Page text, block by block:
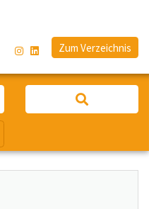
Zum Verzeichnis